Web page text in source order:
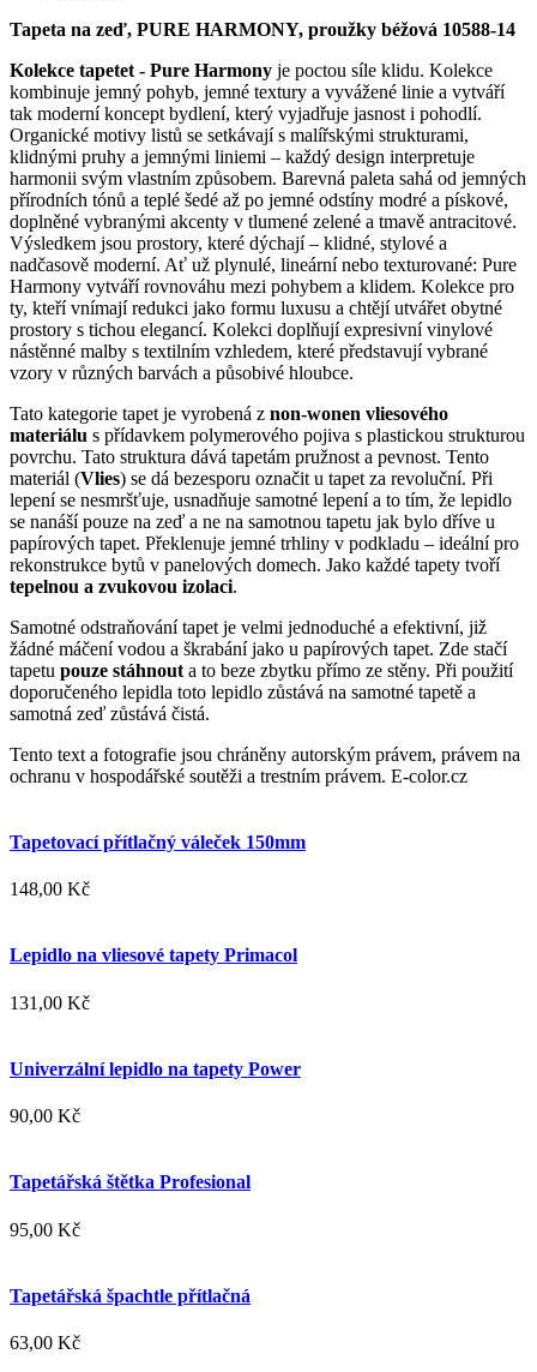
Tapeta na zeď, PURE HARMONY, proužky béžová 10588-14
Kolekce tapetet - Pure Harmony je poctou síle klidu. Kolekce
kombinuje jemný pohyb, jemné textury a vyvážené linie a vytváří
tak moderní koncept bydlení, který vyjadřuje jasnost i pohodlí.
Organické motivy listů se setkávají s malířskými strukturami,
klidnými pruhy a jemnými liniemi – každý design interpretuje
harmonii svým vlastním způsobem. Barevná paleta sahá od jemných
přírodních tónů a teplé šedé až po jemné odstíny modré a pískové,
doplněné vybranými akcenty v tlumené zelené a tmavě antracitové.
Výsledkem jsou prostory, které dýchají – klidné, stylové a
nadčasově moderní. Ať už plynulé, lineární nebo texturované: Pure
Harmony vytváří rovnováhu mezi pohybem a klidem. Kolekce pro
ty, kteří vnímají redukci jako formu luxusu a chtějí utvářet obytné
prostory s tichou elegancí. Kolekci doplňují expresivní vinylové
nástěnné malby s textilním vzhledem, které představují vybrané
vzory v různých barvách a působivé hloubce.
Tato kategorie tapet je vyrobená z non-wonen vliesového
materiálu s přídavkem polymerového pojiva s plastickou strukturou
povrchu. Tato struktura dává tapetám pružnost a pevnost. Tento
materiál (Vlies) se dá bezesporu označit u tapet za revoluční. Při
lepení se nesmršťuje, usnadňuje samotné lepení a to tím, že lepidlo
se nanáší pouze na zeď a ne na samotnou tapetu jak bylo dříve u
papírových tapet. Překlenuje jemné trhliny v podkladu – ideální pro
rekonstrukce bytů v panelových domech. Jako každé tapety tvoří
tepelnou a zvukovou izolaci.
Samotné odstraňování tapet je velmi jednoduché a efektivní, již
žádné máčení vodou a škrabání jako u papírových tapet. Zde stačí
tapetu pouze stáhnout a to beze zbytku přímo ze stěny. Při použití
doporučeného lepidla toto lepidlo zůstává na samotné tapetě a
samotná zeď zůstává čistá.
Tento text a fotografie jsou chráněny autorským právem, právem na
ochranu v hospodářské soutěži a trestním právem. E-color.cz
Tapetovací přítlačný váleček 150mm
148,00 Kč
Lepidlo na vliesové tapety Primacol
131,00 Kč
Univerzální lepidlo na tapety Power
90,00 Kč
Tapetářská štětka Profesional
95,00 Kč
Tapetářská špachtle přítlačná
63,00 Kč